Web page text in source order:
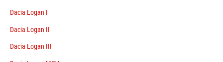
Dacia Logan I
Dacia Logan II
Dacia Logan III